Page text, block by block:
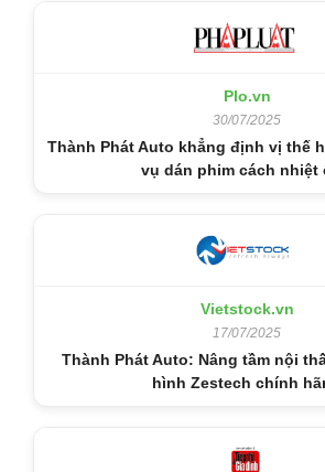
Plo.vn
30/07/2025
Thành Phát Auto khẳng định vị thế
vụ dán phim cách nhiệt
Vietstock.vn
17/07/2025
Thành Phát Auto: Nâng tầm nội
hình Zestech chính